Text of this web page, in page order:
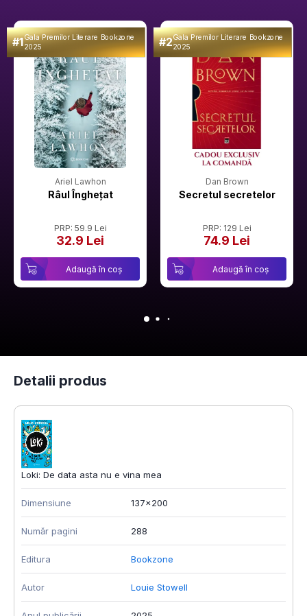
#1Gala Premilor Literare Bookzone
2025
Ariel Lawhon
Râul Înghețat
PRP: 59.9 Lei
32.9 Lei
Adaugă în coș
#2Gala Premilor Literare Bookzone
2025
Dan Brown
Secretul secretelor
PRP: 129 Lei
74.9 Lei
Adaugă în coș
Detalii produs
Loki: De data asta nu e vina mea
Dimensiune 137x200
Număr pagini 288
Editura Bookzone
Autor Louie Stowell